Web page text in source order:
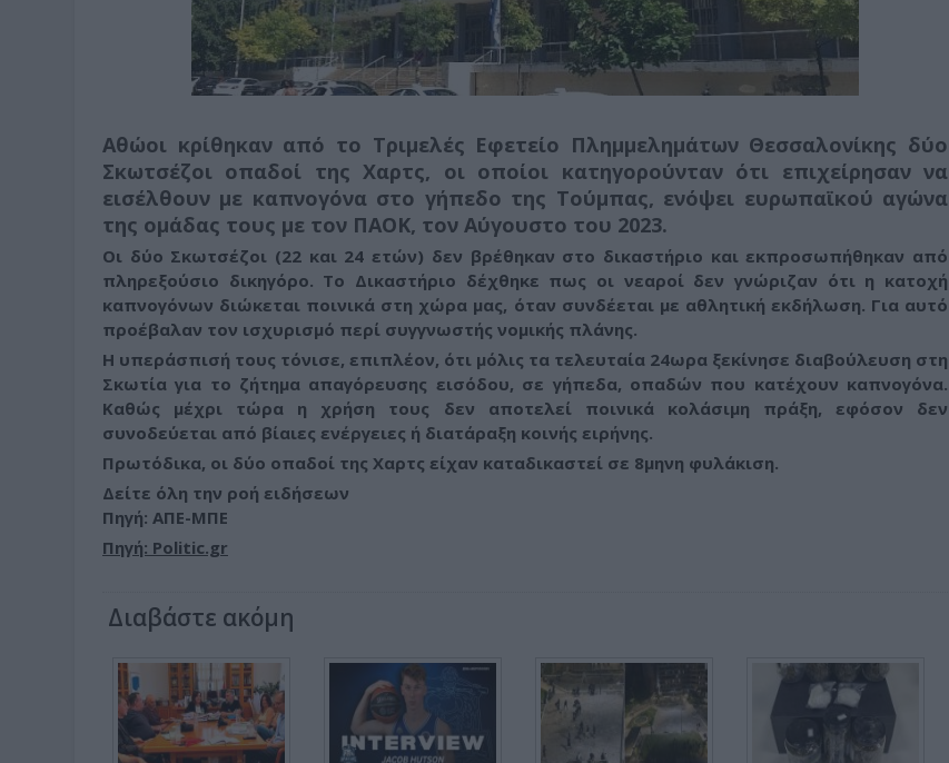
Αθώοι κρίθηκαν από το Τριμελές Εφετείο Πλημμελημάτων Θεσσαλονίκης δύο
Σκωτσέζοι οπαδοί της Χαρτς, οι οποίοι κατηγορούνταν ότι επιχείρησαν να
εισέλθουν με καπνογόνα στο γήπεδο της Τούμπας, ενόψει ευρωπαϊκού αγώνα
της ομάδας τους με τον ΠΑΟΚ, τον Αύγουστο του 2023.
Οι δύο Σκωτσέζοι (22 και 24 ετών) δεν βρέθηκαν στο δικαστήριο και εκπροσωπήθηκαν από
πληρεξούσιο δικηγόρο. Το Δικαστήριο δέχθηκε πως οι νεαροί δεν γνώριζαν ότι η κατοχή
καπνογόνων διώκεται ποινικά στη χώρα μας, όταν συνδέεται με αθλητική εκδήλωση. Για αυτό
προέβαλαν τον ισχυρισμό περί συγγνωστής νομικής πλάνης.
Η υπεράσπισή τους τόνισε, επιπλέον, ότι μόλις τα τελευταία 24ωρα ξεκίνησε διαβούλευση στη
Σκωτία για το ζήτημα απαγόρευσης εισόδου, σε γήπεδα, οπαδών που κατέχουν καπνογόνα.
Καθώς μέχρι τώρα η χρήση τους δεν αποτελεί ποινικά κολάσιμη πράξη, εφόσον δεν
συνοδεύεται από βίαιες ενέργειες ή διατάραξη κοινής ειρήνης.
Πρωτόδικα, οι δύο οπαδοί της Χαρτς είχαν καταδικαστεί σε 8μηνη φυλάκιση.
Δείτε όλη την ροή ειδήσεων
Πηγή: ΑΠΕ-ΜΠΕ
Πηγή: Politic.gr
Διαβάστε ακόμη